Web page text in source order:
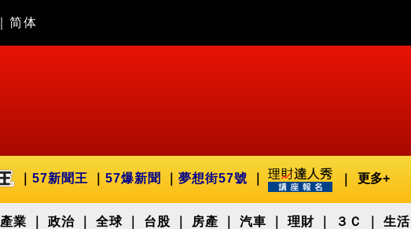
简体
57新聞王 57爆新聞 夢想街57號 更多+
產業 政治 全球 台股 房產 汽車 理財 ３Ｃ 生活